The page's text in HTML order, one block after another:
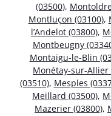
(03500),
Montluçon (03100),
l’Andelot (03800),
Montbeugny
Montaigu-le-Blin
Monétay-sur-Allier
(03510), Mesples
Meillard (03500),
Mazerier (03800),